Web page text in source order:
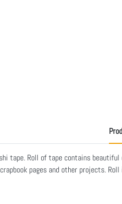
tape. Roll of tape contains
pages and other projects.